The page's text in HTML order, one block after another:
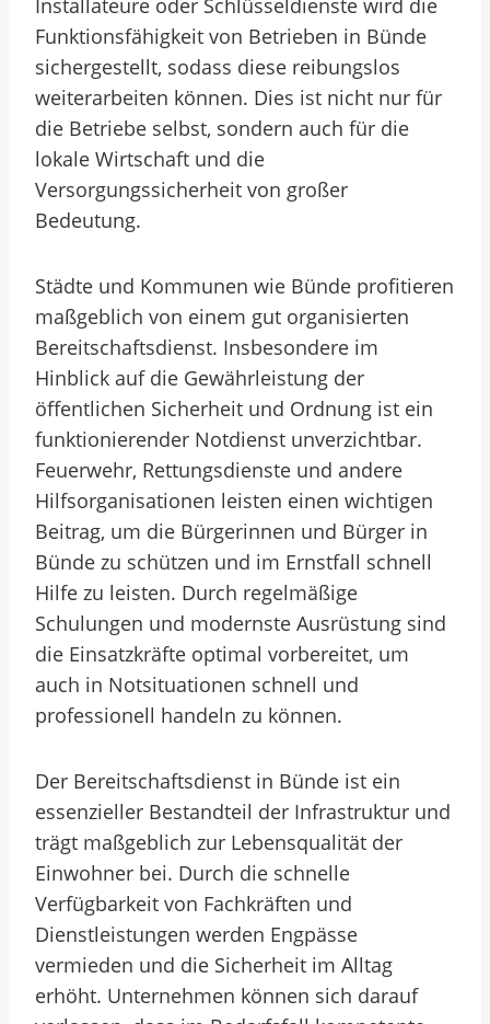
Installateure oder Schlüsseldienste wird die
Funktionsfähigkeit von Betrieben in Bünde
sichergestellt, sodass diese reibungslos
weiterarbeiten können. Dies ist nicht nur für
die Betriebe selbst, sondern auch für die
lokale Wirtschaft und die
Versorgungssicherheit von großer
Bedeutung.
Städte und Kommunen wie Bünde profitieren
maßgeblich von einem gut organisierten
Bereitschaftsdienst. Insbesondere im
Hinblick auf die Gewährleistung der
öffentlichen Sicherheit und Ordnung ist ein
funktionierender Notdienst unverzichtbar.
Feuerwehr, Rettungsdienste und andere
Hilfsorganisationen leisten einen wichtigen
Beitrag, um die Bürgerinnen und Bürger in
Bünde zu schützen und im Ernstfall schnell
Hilfe zu leisten. Durch regelmäßige
Schulungen und modernste Ausrüstung sind
die Einsatzkräfte optimal vorbereitet, um
auch in Notsituationen schnell und
professionell handeln zu können.
Der Bereitschaftsdienst in Bünde ist ein
essenzieller Bestandteil der Infrastruktur und
trägt maßgeblich zur Lebensqualität der
Einwohner bei. Durch die schnelle
Verfügbarkeit von Fachkräften und
Dienstleistungen werden Engpässe
vermieden und die Sicherheit im Alltag
erhöht. Unternehmen können sich darauf